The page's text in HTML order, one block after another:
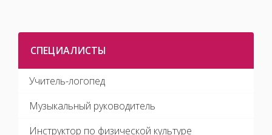
СПЕЦИАЛИСТЫ
Учитель-логопед
Музыкальный руководитель
Инструктор по физической культуре